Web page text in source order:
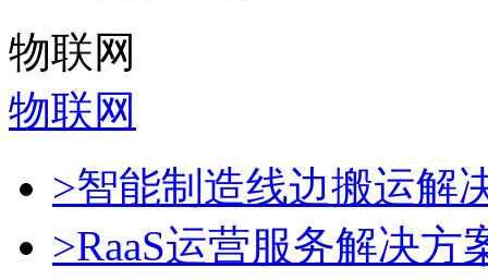
物联网
物联网
>智能制造线边搬运解
>RaaS运营服务解决方